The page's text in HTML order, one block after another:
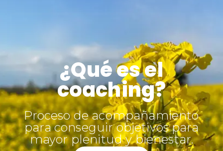
¿Qué es el
coaching?
Proceso de acompañamiento
para conseguir objetivos para
mayor plenitud y bienestar.